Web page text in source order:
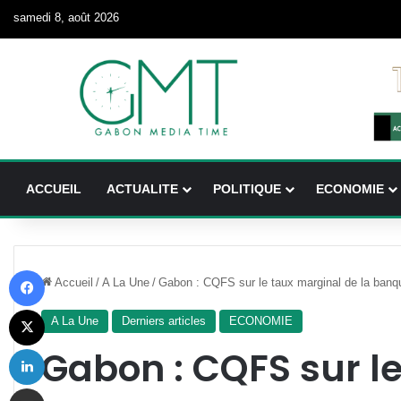
samedi 8, août 2026
ACCUEIL ACTUALITE POLITIQUE ECONOMIE
Accueil / A La Une / Gabon : CQFS sur le taux marginal de la
A La Une Derniers articles ECONOMIE
Gabon : CQFS sur
X